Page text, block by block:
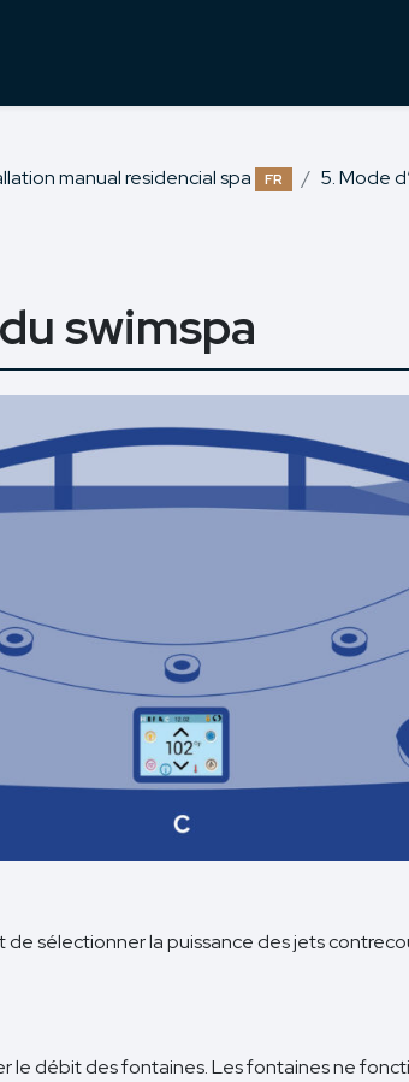
manual residencial spa FR
5. Mode
swimspa
sélectionner la puissance des jets
le débit des fontaines. Les fontaines ne